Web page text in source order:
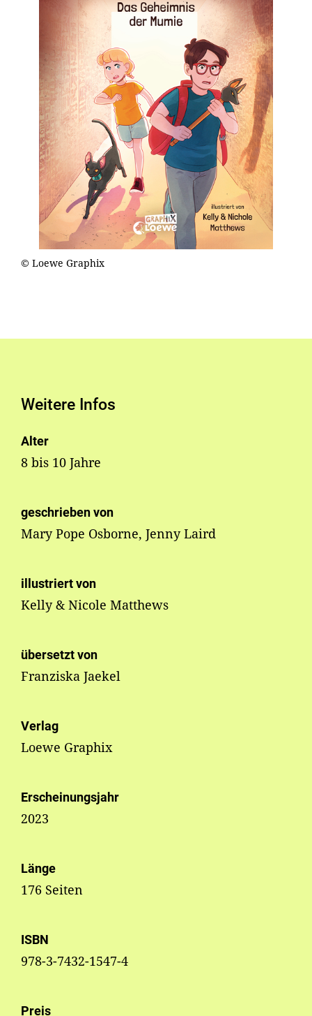
© Loewe Graphix
Weitere Infos
Alter
8 bis 10 Jahre
geschrieben von
Mary Pope Osborne, Jenny Laird
illustriert von
Kelly & Nicole Matthews
übersetzt von
Franziska Jaekel
Verlag
Loewe Graphix
Erscheinungsjahr
2023
Länge
176 Seiten
ISBN
978-3-7432-1547-4
Preis